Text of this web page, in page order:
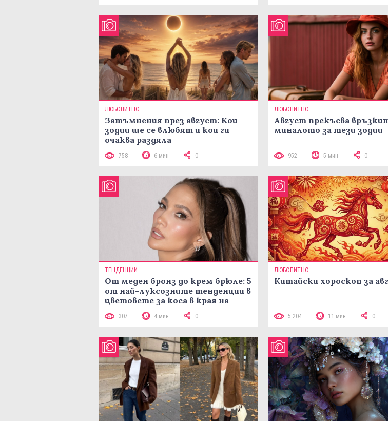
ЛЮБОПИТНО
Затъмнения през август: Кои
зодии ще се влюбят и кои ги
очаква раздяла
758 6 мин 0
ЛЮБОПИТНО
Август прекъсва
миналото за тези зодии
952 5 мин 0
ТЕНДЕНЦИИ
От меден бронз до крем брюле: 5
от най-луксозните тенденции в
цветовете за коса в края на
307 4 мин 0
ЛЮБОПИТНО
Китайски хороскоп за
5 204 11 мин 0